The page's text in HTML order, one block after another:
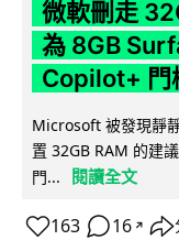
微軟刪走
為 8GB
Copilot+ 門
Microsoft 被發現靜
置 32GB RAM 的建
門...
閱讀全文
163 16 ↗